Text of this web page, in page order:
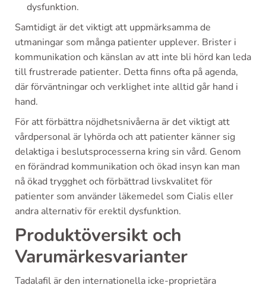
dysfunktion.
Samtidigt är det viktigt att uppmärksamma de
utmaningar som många patienter upplever. Brister i
kommunikation och känslan av att inte bli hörd kan leda
till frustrerade patienter. Detta finns ofta på agenda,
där förväntningar och verklighet inte alltid går hand i
hand.
För att förbättra nöjdhetsnivåerna är det viktigt att
vårdpersonal är lyhörda och att patienter känner sig
delaktiga i beslutsprocesserna kring sin vård. Genom
en förändrad kommunikation och ökad insyn kan man
nå ökad trygghet och förbättrad livskvalitet för
patienter som använder läkemedel som Cialis eller
andra alternativ för erektil dysfunktion.
Produktöversikt och
Varumärkesvarianter
Tadalafil är den internationella icke-proprietära